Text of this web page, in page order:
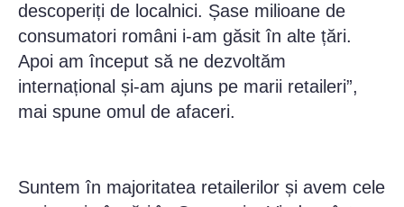
descoperiți de localnici. Șase milioane de
consumatori români i-am găsit în alte țări.
Apoi am început să ne dezvoltăm
internațional și-am ajuns pe marii retaileri”,
mai spune omul de afaceri.
Suntem în majoritatea retailerilor și avem cele